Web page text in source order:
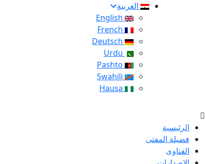
العربية
الرئيسية
فضيلة المفتى
الفتاوى